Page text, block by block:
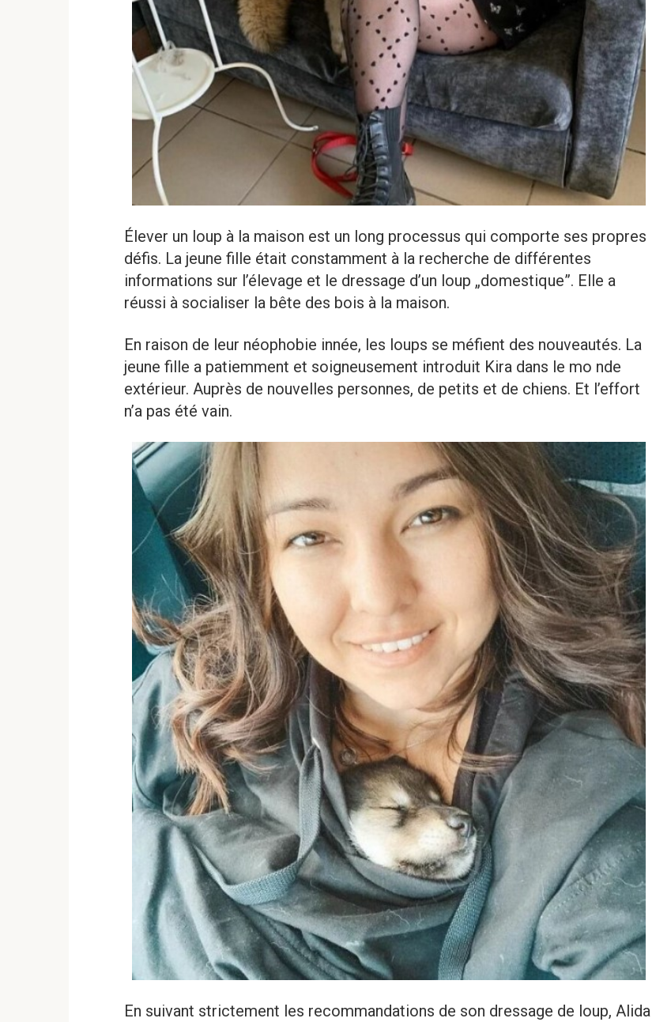
Élever un loup à la maison est un long processus qui comporte ses propres
défis. La jeune fille était constamment à la recherche de différentes
informations sur l’élevage et le dressage d’un loup „domestique”. Elle a
réussi à socialiser la bête des bois à la maison.
En raison de leur néophobie innée, les loups se méfient des nouveautés. La
jeune fille a patiemment et soigneusement introduit Kira dans le mo nde
extérieur. Auprès de nouvelles personnes, de petits et de chiens. Et l’effort
n’a pas été vain.
En suivant strictement les recommandations de son dressage de loup, Alida